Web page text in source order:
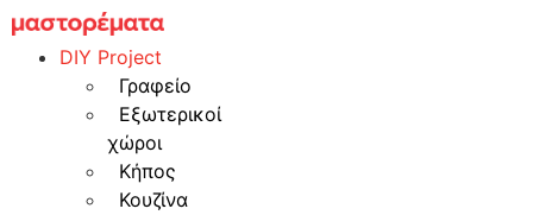
Skip
to
content
DIY Project
Γραφείο
Εξωτερικοί
χώροι
Κήπος
Κουζίνα